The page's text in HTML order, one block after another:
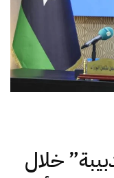
خلال